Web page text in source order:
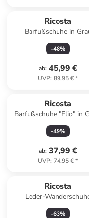
Ricosta
Barfußschuhe in
-48%
ab: 45,99 €
UVP: 89,95 €*
Ricosta
Barfußschuhe "Elio" in
Dunkelblau
-49%
ab: 37,99 €
UVP: 74,95 €*
Ricosta
Leder-
"Xplorer" in Dunkelblau/
-63%